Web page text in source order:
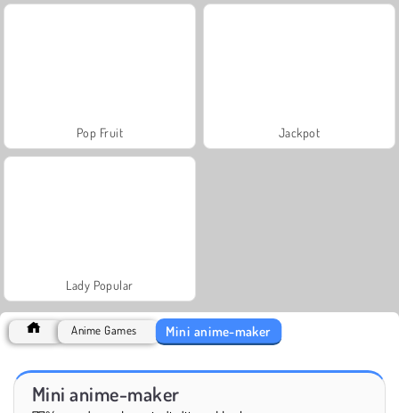
Pop Fruit Jackpot
Lady Popular
Anime Games Mini anime-maker
Mini anime-maker